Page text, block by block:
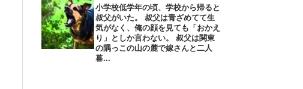
小学校低学年の頃、学校から帰ると
叔父がいた。 叔父は青ざめてて生
気がなく、俺の顔を見ても「おかえ
り」としか言わない。 叔父は関東
の隅っこの山の麓で嫁さんと二人
暮...